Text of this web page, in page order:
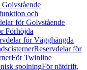
och
för Golvstående
Förhöjda
för Vägghängda
Reservdelar för
För Twinline
spolningFör nätdrift,